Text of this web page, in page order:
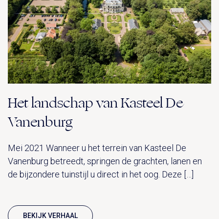
Het landschap van Kasteel De
Vanenburg
Mei 2021 Wanneer u het terrein van Kasteel De
Vanenburg betreedt, springen de grachten, lanen en
de bijzondere tuinstijl u direct in het oog. Deze […]
BEKIJK VERHAAL